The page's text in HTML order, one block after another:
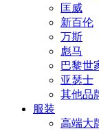
匡威
新百伦
万斯
彪马
巴黎世
亚瑟士
其他品
服装
高端大